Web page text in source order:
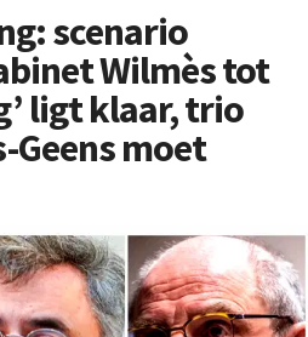
scenario
Wilmès tot
ligt klaar, trio
Geens moet